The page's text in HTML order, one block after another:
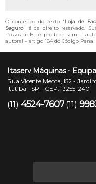
O conteúdo do texto "Loja de
Seguro" é de direito reservado.
nossos links, é proibida sem a
autoral – artigo 184 do Código Penal
Itaserv Máquinas -
Rua Vicente Mecca, 152 -
Itatiba - SP - CEP: 13255-240
(11) 4524-7607 (11)